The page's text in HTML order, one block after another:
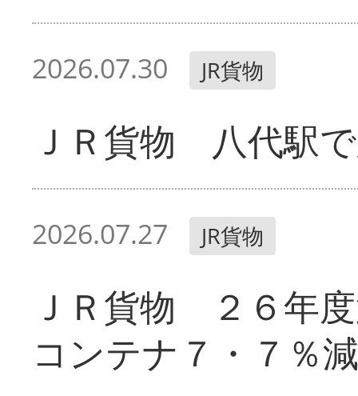
2026.07.30 JR貨物
ＪＲ貨物 八代駅
2026.07.27 JR貨物
ＪＲ貨物 ２６年
コンテナ７・７％減